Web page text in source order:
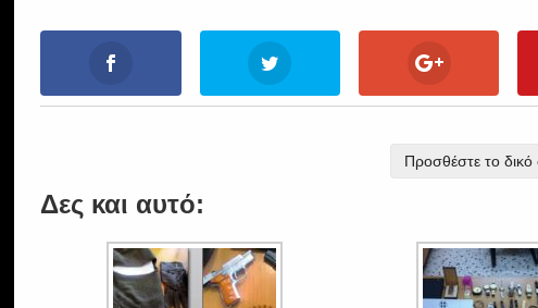
Προσθέστε το δικό
Δες και αυτό: